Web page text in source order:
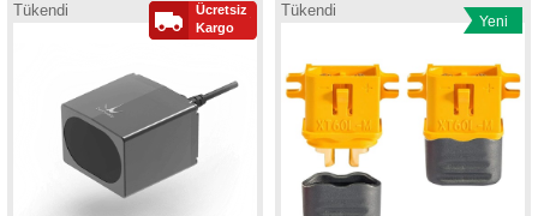
Tükendi
Ücretsiz
Kargo
Tükendi
Yeni